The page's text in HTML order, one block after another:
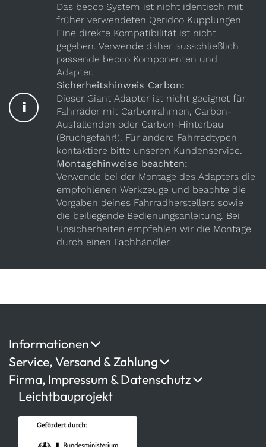
i
Das becco System ist nicht identisch mit
früher verwendeten Qeridoo Kupplungen.
Eine direkte Kompatibilität ist nicht
gegeben. Verwende daher ausschließlich
passende becco Komponenten und
Adapter.
Sicherheitshinweis Carbon:
Dieser Giant Adapter ist nicht geeignet für
Fahrräder mit Carbonrahmen, Carbon-
Ausfallenden oder Carbon-Hinterbau
(Bruchgefahr!). Für andere Fahrradtypen
kontaktiere bitte unseren Kundenservice.
Montagehinweise beachten:
Verwende bei der Montage des Adapters die
empfohlenen Werkzeuge und beachte die
Vorgaben deines Fahrradherstellers sowie
die beiliegende Bedienungsanleitung. Bei
Unsicherheiten empfehlen wir die Montage
durch einen Fachhändler.
Informationen
Service, Versand & Zahlung
Firma, Impressum & Datenschutz
Leichtbauprojekt